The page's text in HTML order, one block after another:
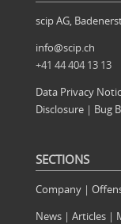
scip AG,
info@scip.ch
+41 44 404 13 13
Data Privacy
Disclosure| Bug
SECTIONS
Company|
News| Articles|